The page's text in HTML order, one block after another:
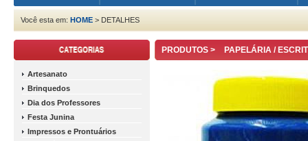
Você esta em: HOME > DETALHES
Artesanato
Brinquedos
Dia dos Professores
Festa Junina
Impressos e Prontuários
PRODUTOS > PAPELÁRIA /